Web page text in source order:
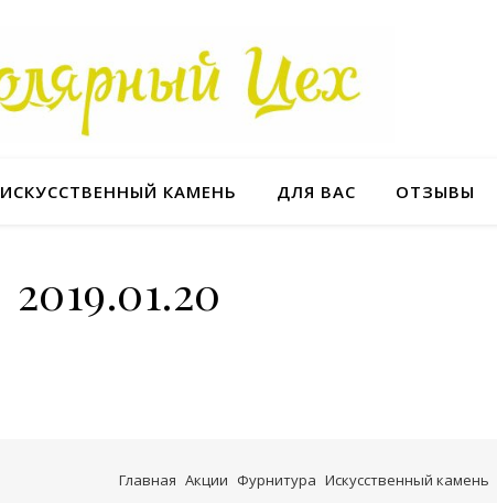
ИСКУССТВЕННЫЙ КАМЕНЬ ДЛЯ ВАС ОТЗЫВЫ
2019.01.20
Главная Акции Фурнитура Искусственный камень